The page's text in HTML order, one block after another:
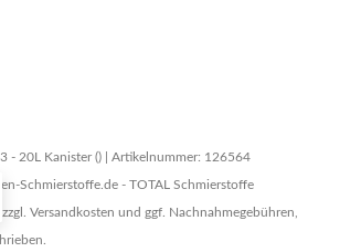
- 20L Kanister () | Artikelnummer: 126564
Schmierstoffe.de - TOTAL Schmierstoffe
Versandkosten und ggf. Nachnahmegebühren,